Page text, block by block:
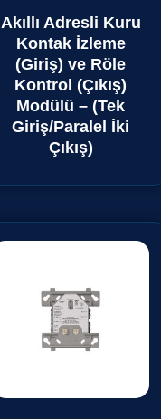
Akıllı Adresli Kuru
Kontak İzleme
(Giriş) ve Röle
Kontrol (Çıkış)
Modülü – (Tek
Giriş/Paralel İki
Çıkış)